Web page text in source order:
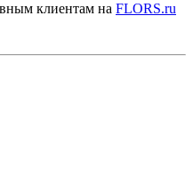
клиентам на FLORS.ru